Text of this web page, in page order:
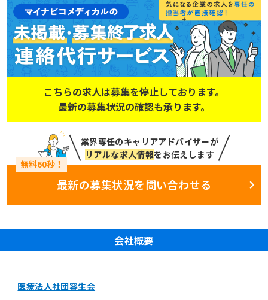
こちらの求人は募集を停止しております。
最新の募集状況の確認も承ります。
業界専任のキャリアアドバイザーが
リアルな求人情報をお伝えします
最新の募集状況を問い合わせる
会社概要
医療法人社団容生会